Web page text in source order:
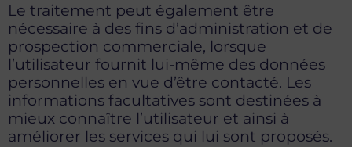
Le traitement peut également être
nécessaire à des fins d’administration et de
prospection commerciale, lorsque
l’utilisateur fournit lui-même des données
personnelles en vue d’être contacté. Les
informations facultatives sont destinées à
mieux connaître l’utilisateur et ainsi à
améliorer les services qui lui sont proposés.